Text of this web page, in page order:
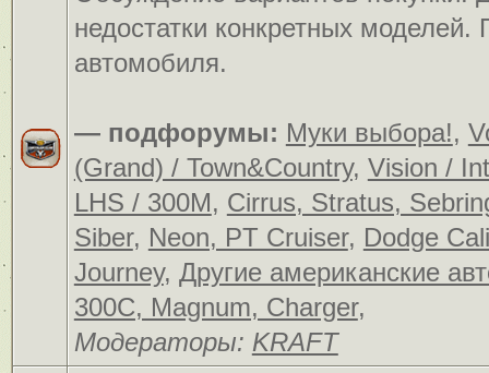
недостатки конкретных
автомобиля.
— подфорумы: Муки выбора!,
(Grand) / Town&Country, Vision /
LHS / 300M, Cirrus, Stratus,
Siber, Neon, PT Cruiser, Dodge
Journey, Другие американские
300C, Magnum, Charger,
Модераторы: KRAFT